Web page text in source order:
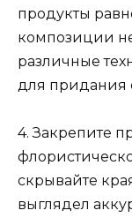
продукты
композиции
различные
для придания
4. Закрепите
скрывайте
выглядел